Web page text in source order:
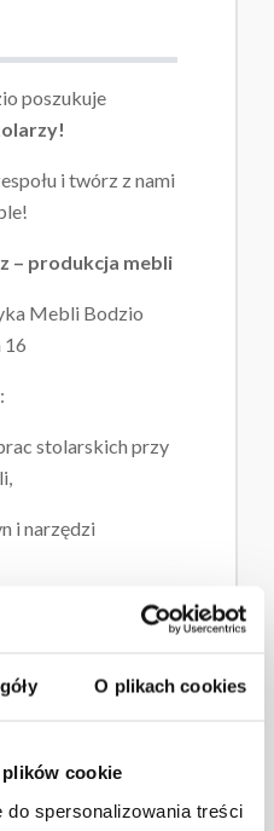
O plikach cookies
cookie
spersonalizowania treści
poszukuje
i twórz z nami
– produkcja mebli
Mebli Bodzio
16
stolarskich przy
i narzędzi
meblowych,